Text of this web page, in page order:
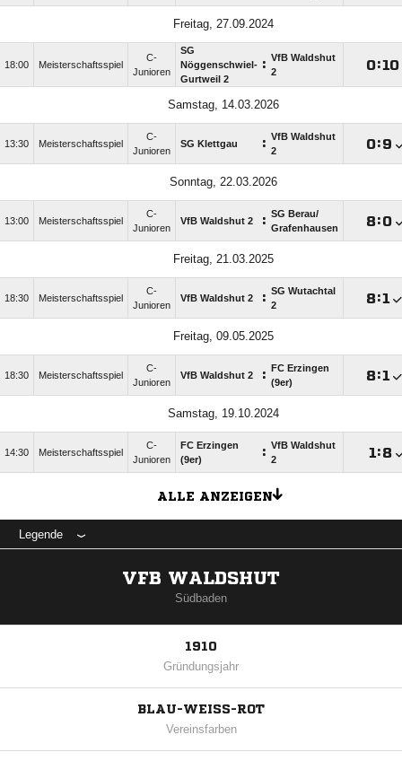
Freitag, 27.09.2024
18:00 Meisterschaftsspiel
C-
Junioren
SG
Nöggenschwiel-
Gurtweil 2
: VfB Waldshut
2
:
Samstag, 14.03.2026
13:30 Meisterschaftsspiel
C-
Junioren
SG Klettgau : VfB Waldshut
2
:
Sonntag, 22.03.2026
13:00 Meisterschaftsspiel
C-
Junioren
VfB Waldshut 2 : SG Berau/​
Grafenhausen
:
Freitag, 21.03.2025
18:30 Meisterschaftsspiel
C-
Junioren
VfB Waldshut 2 : SG Wutachtal
2
:
Freitag, 09.05.2025
18:30 Meisterschaftsspiel
C-
Junioren
VfB Waldshut 2 :
FC Erzingen
(9er)
:
Samstag, 19.10.2024
14:30 Meisterschaftsspiel
C-
Junioren
FC Erzingen
(9er)
: VfB Waldshut
2
:
ALLE ANZEIGEN
Legende
VFB WALDSHUT
Südbaden
1910
Gründungsjahr
BLAU-WEISS-ROT
Vereinsfarben